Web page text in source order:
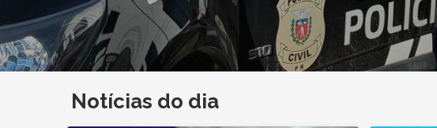
Notícias do dia